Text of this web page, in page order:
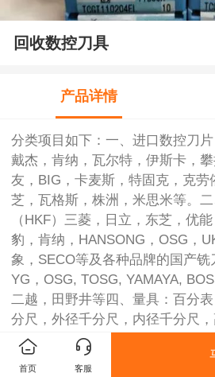
回收数控刀具
产品详情
分类项目如下：一、进口数控刀
戴杰，肯纳，瓦尔特，伊斯卡，
友，BIG，卡麦斯，特固克，克劳
芝，瓦格斯，株洲，米思米等。
（HKF）三菱，日立，东芝，优
豹，肯纳，HANSONG，OSG，
象，SECO等及各种品牌的国产铣
YG，OSG, TOSG, YAMAYA,
二越，田野井等四、量具：百分
分尺，外径千分尺，内径千分尺
各种镗头，刀柄，刀杆，刀盘，
供上门服务，其它地区量大也可
首页 客服